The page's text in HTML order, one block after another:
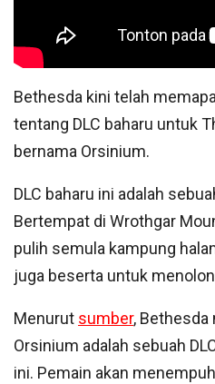
Bethesda kini telah
tentang DLC baharu untuk
bernama Orsinium.
DLC baharu ini adalah
Bertempat di Wrothgar
pulih semula kampung
juga beserta untuk
Menurut sumber, Bethesda
Orsinium adalah sebuah
ini. Pemain akan